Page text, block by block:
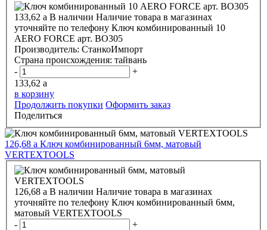
133,62 a В наличии Наличие товара в магазинах
уточняйте по телефону Ключ комбинированный 10
АERO FORCE арт. ВО305
Производитель: СтанкоИмпорт
Страна происхождения: тайвань
-
+
133,62 a
в корзину
Продолжить покупки Оформить заказ
Поделиться
126,68 a Ключ комбинированный 6мм, матовый
VERTEXTOOLS
126,68 a В наличии Наличие товара в магазинах
уточняйте по телефону Ключ комбинированный 6мм,
матовый VERTEXTOOLS
-
+